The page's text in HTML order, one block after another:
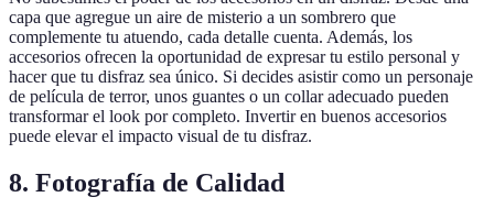
capa que agregue un aire de misterio a un sombrero que
complemente tu atuendo, cada detalle cuenta. Además, los
accesorios ofrecen la oportunidad de expresar tu estilo personal y
hacer que tu disfraz sea único. Si decides asistir como un personaje
de película de terror, unos guantes o un collar adecuado pueden
transformar el look por completo. Invertir en buenos accesorios
puede elevar el impacto visual de tu disfraz.
8. Fotografía de Calidad